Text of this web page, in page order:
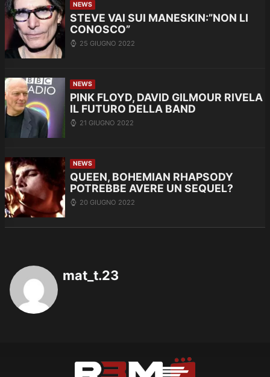
NEWS
STEVE VAI SUI MANESKIN:”NON LI
CONOSCO”
25 GIUGNO 2022
NEWS
PINK FLOYD, DAVID GILMOUR RIVELA
IL FUTURO DELLA BAND
21 GIUGNO 2022
NEWS
QUEEN, BOHEMIAN RHAPSODY
POTREBBE AVERE UN SEQUEL?
20 GIUGNO 2022
mat_t.23